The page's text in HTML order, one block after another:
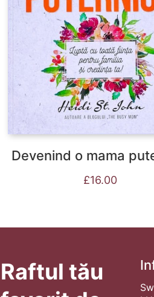
Devenind o mama
£16.00
Raftul tău